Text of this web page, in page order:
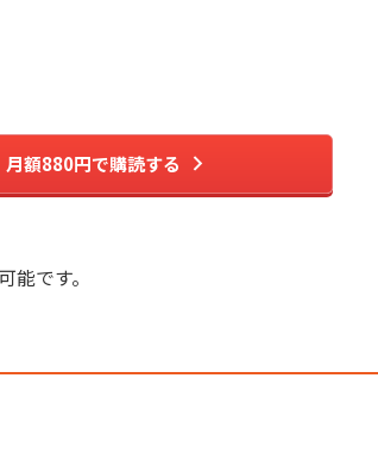
月額880円で購読する
です。